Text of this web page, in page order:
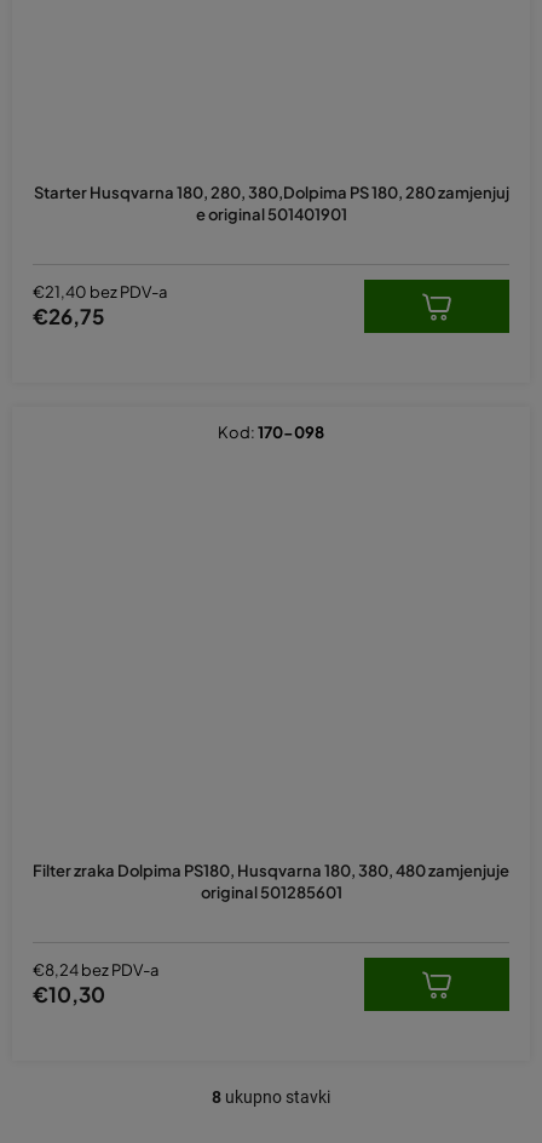
Starter Husqvarna 180, 280, 380,Dolpima PS 180, 280 zamjenjuj
e original 501401901
€21,40 bez PDV-a
€26,75
Filter zraka Dolpima PS180, Husqvarna 180, 380, 480 zamjenjuje
original 501285601
€8,24 bez PDV-a
€10,30
Kod:170-098
K
8 ukupno stavki